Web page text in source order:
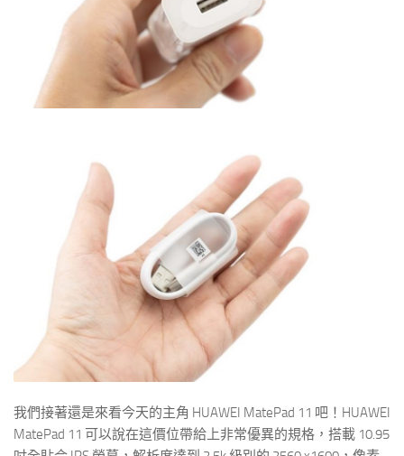
我們接著還是來看今天的主角 HUAWEI MatePad 11 吧！HUAWEI
MatePad 11 可以說在這價位帶給上非常優異的規格，搭載 10.95